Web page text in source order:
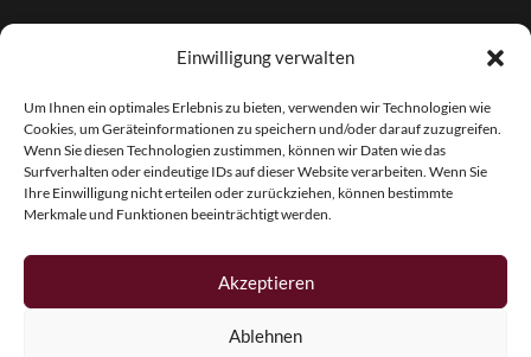
Einwilligung verwalten
Um Ihnen ein optimales Erlebnis zu bieten, verwenden wir Technologien wie
Cookies, um Geräteinformationen zu speichern und/oder darauf zuzugreifen.
Wenn Sie diesen Technologien zustimmen, können wir Daten wie das
Surfverhalten oder eindeutige IDs auf dieser Website verarbeiten. Wenn Sie
Ihre Einwilligung nicht erteilen oder zurückziehen, können bestimmte
Merkmale und Funktionen beeinträchtigt werden.
Akzeptieren
Ablehnen
Heinz Enzinger-Panitz
Aussergernwallen 3
94166 Stubenberg
Deutschland
Tel.:+49 (0)8574 - 91 97 79
info@pfingstrosen.eu
Copyright © 2026 Magic Garden Paeonies. Rottaler